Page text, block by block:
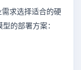
求选择适合的硬
的部署方案：